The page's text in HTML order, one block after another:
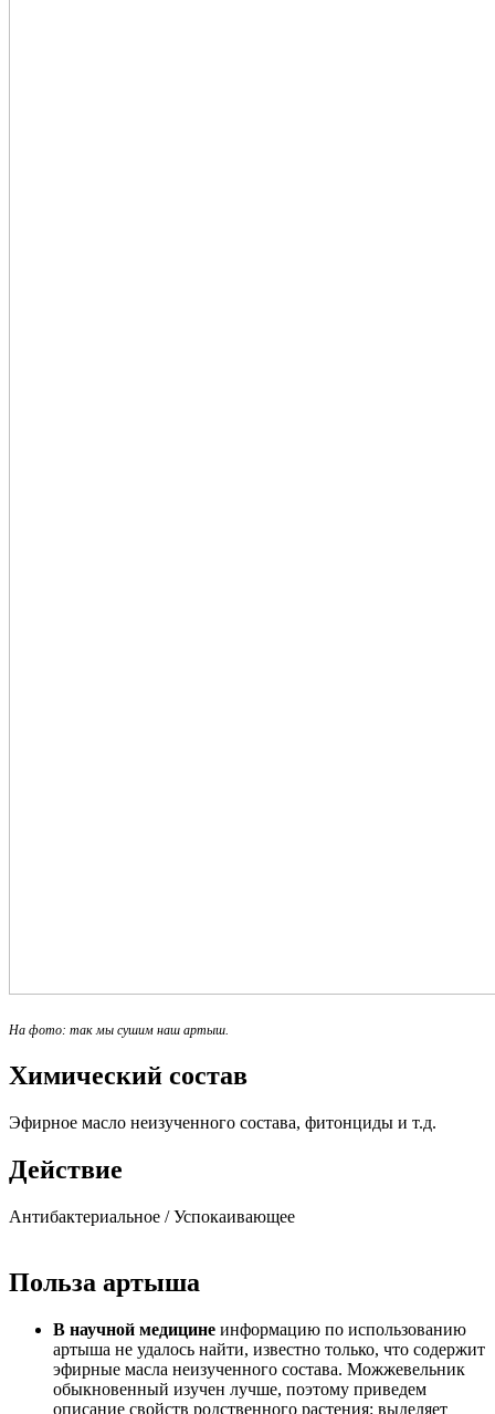
На фото: так мы сушим наш артыш.
Химический состав
Эфирное масло неизученного состава, фитонциды и т.д.
Действие
Антибактериальное / Успокаивающее
Польза артыша
В научной медицине информацию по использованию
артыша не удалось найти, известно только, что содержит
эфирные масла неизученного состава. Можжевельник
обыкновенный изучен лучше, поэтому приведем
описание свойств родственного растения: выделяет